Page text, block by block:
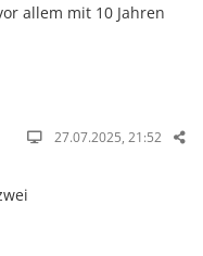
allem mit 10 Jahren
27.07.2025, 21:52